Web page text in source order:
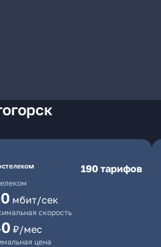
190 тарифов
мбит/сек
скорость
₽/мес
цена